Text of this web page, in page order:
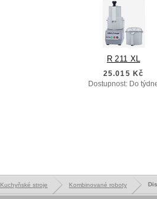
R 211 XL
25.015 Kč
Dostupnost: Do
Kuchyňské stroje Kombinované roboty